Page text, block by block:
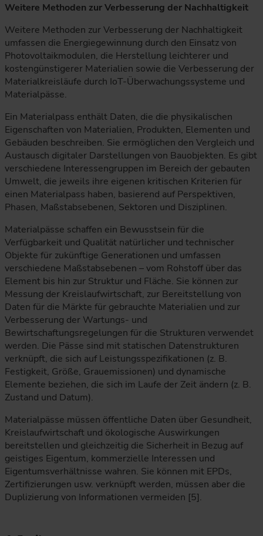
Weitere Methoden zur Verbesserung der Nachhaltigkeit
Weitere Methoden zur Verbesserung der Nachhaltigkeit
umfassen die Energiegewinnung durch den Einsatz von
Photovoltaikmodulen, die Herstellung leichterer und
kostengünstigerer Materialien sowie die Verbesserung der
Materialkreisläufe durch IoT-Überwachungssysteme und
Materialpässe.
Ein Materialpass enthält Daten, die die physikalischen
Eigenschaften von Materialien, Produkten, Elementen und
Gebäuden beschreiben. Sie ermöglichen den Vergleich und
Austausch digitaler Darstellungen von Bauobjekten. Es gibt
verschiedene Interessengruppen im Bereich der gebauten
Umwelt, die jeweils ihre eigenen kritischen Kriterien für
einen Materialpass haben, basierend auf Perspektiven,
Phasen, Maßstabsebenen, Sektoren und Disziplinen.
Materialpässe schaffen ein Bewusstsein für die
Verfügbarkeit und Qualität natürlicher und technischer
Objekte für zukünftige Generationen und umfassen
verschiedene Maßstabsebenen – vom Rohstoff über das
Element bis hin zur Struktur und Fläche. Sie können zur
Messung der Kreislaufwirtschaft, zur Bereitstellung von
Daten für die Märkte für gebrauchte Materialien und zur
Verbesserung der Wartungs- und
Bewirtschaftungsregelungen für die Strukturen verwendet
werden. Die Pässe sind mit statischen Datenstrukturen
verknüpft, die sich auf Leistungsspezifikationen (z. B.
Festigkeit, Größe, Grauemissionen) und dynamische
Elemente beziehen, die sich im Laufe der Zeit ändern (z. B.
Zustand und Datum).
Materialpässe müssen öffentliche Daten über Gesundheit,
Kreislaufwirtschaft und ökologische Auswirkungen
bereitstellen und gleichzeitig die Sicherheit in Bezug auf
geistiges Eigentum, kommerzielle Interessen und
Eigentumsverhältnisse wahren. Sie können mit EPDs,
Zertifizierungen usw. verknüpft werden, müssen aber die
Duplizierung von Informationen vermeiden [5].